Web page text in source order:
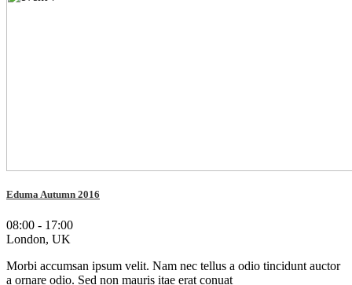
Eduma Autumn 2016
08:00 - 17:00
London, UK
Morbi accumsan ipsum velit. Nam nec tellus a odio tincidunt auctor
a ornare odio. Sed non mauris itae erat conuat